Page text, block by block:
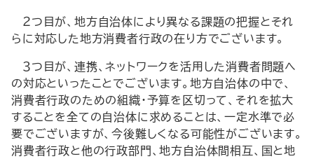
２つ目が、地方自治体により異なる課題の把握とそれ
らに対応した地方消費者行政の在り方でございます。
３つ目が、連携、ネットワークを活用した消費者問題へ
の対応といったことでございます。地方自治体の中で、
消費者行政のための組織・予算を区切って、それを拡大
することを全ての自治体に求めることは、一定水準で必
要でございますが、今後難しくなる可能性がございます。
消費者行政と他の行政部門、地方自治体間相互、国と地